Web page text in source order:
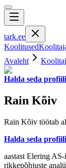
tark.ee
Koolitused
Avaleht
Halda seda profiili
Rain Kõiv
Rain Kõiv töötab
Halda seda profiili
aastast Elering
rikkepõhjuste